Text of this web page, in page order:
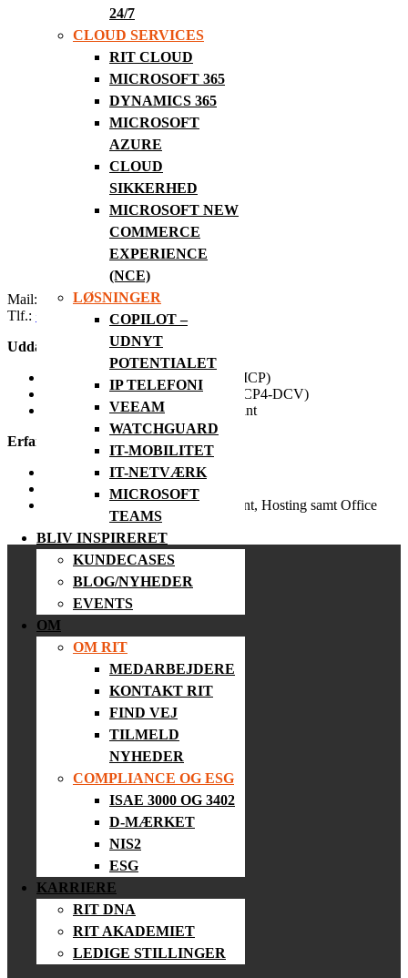
24/7
CLOUD SERVICES
RIT CLOUD
MICROSOFT 365
DYNAMICS 365
MICROSOFT
AZURE
CLOUD
SIKKERHED
MICROSOFT NEW
COMMERCE
EXPERIENCE
(NCE)
LØSNINGER
COPILOT –
UDNYT
POTENTIALET
IP TELEFONI
VEEAM
WATCHGUARD
IT-MOBILITET
IT-NETVÆRK
MICROSOFT
TEAMS
BLIV INSPIRERET
KUNDECASES
BLOG/NYHEDER
EVENTS
OM
OM RIT
MEDARBEJDERE
KONTAKT RIT
FIND VEJ
TILMELD
NYHEDER
COMPLIANCE OG ESG
ISAE 3000 OG 3402
D-MÆRKET
NIS2
ESG
KARRIERE
RIT DNA
RIT AKADEMIET
LEDIGE STILLINGER
Mail:
smm@rit.dk
Tlf.: +45 81 88 02 53
Uddannelse:
Microsoft Certified Professional (MCP)
VMware Certified Professional (VCP4-DCV)
WatchGuard Certification, AuthPoint
Erfaring:
RIT A/S 2021 – d.d.
Brancheerfaring fra år 2005
Erfaring med Windows Server/klient, Hosting samt Office